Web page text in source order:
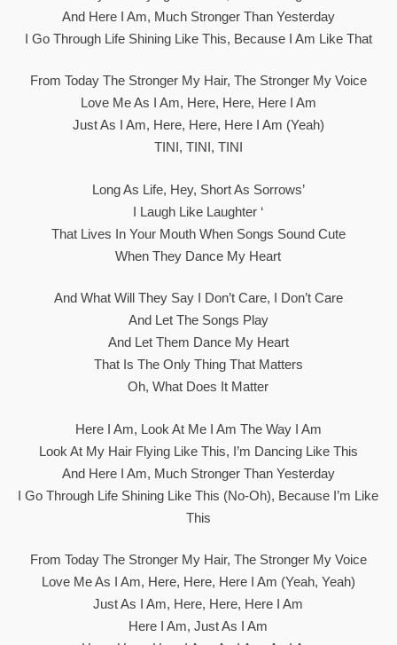
And Here I Am, Much Stronger Than Yesterday
I Go Through Life Shining Like This, Because I Am Like That
From Today The Stronger My Hair, The Stronger My Voice
Love Me As I Am, Here, Here, Here I Am
Just As I Am, Here, Here, Here I Am (Yeah)
TINI, TINI, TINI
Long As Life, Hey, Short As Sorrows’
I Laugh Like Laughter ‘
That Lives In Your Mouth When Songs Sound Cute
When They Dance My Heart
And What Will They Say I Don’t Care, I Don’t Care
And Let The Songs Play
And Let Them Dance My Heart
That Is The Only Thing That Matters
Oh, What Does It Matter
Here I Am, Look At Me I Am The Way I Am
Look At My Hair Flying Like This, I’m Dancing Like This
And Here I Am, Much Stronger Than Yesterday
I Go Through Life Shining Like This (No-Oh), Because I’m Like
This
From Today The Stronger My Hair, The Stronger My Voice
Love Me As I Am, Here, Here, Here I Am (Yeah, Yeah)
Just As I Am, Here, Here, Here I Am
Here I Am, Just As I Am